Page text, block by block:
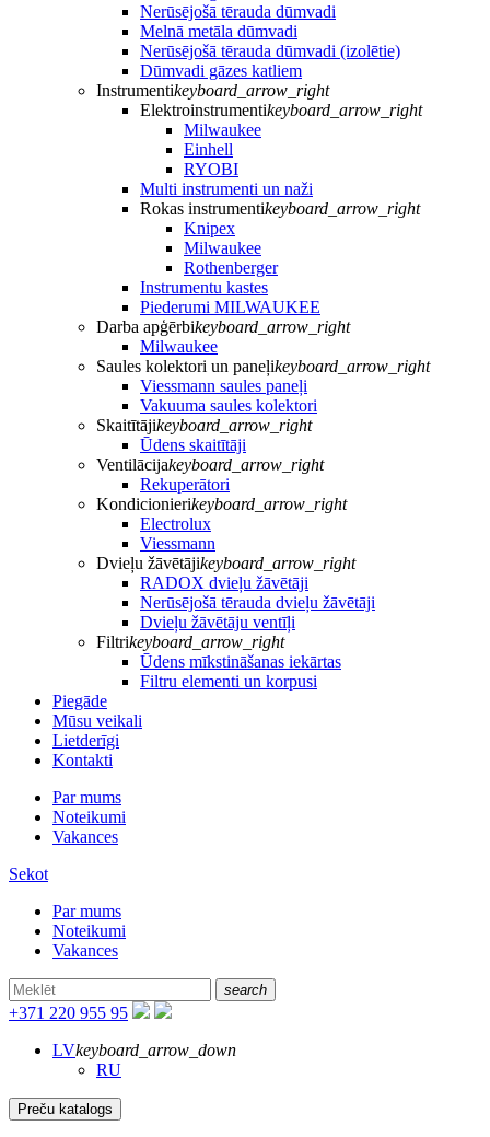
Nerūsējošā tērauda dūmvadi
Melnā metāla dūmvadi
Nerūsējošā tērauda dūmvadi (izolētie)
Dūmvadi gāzes katliem
Instrumentikeyboard_arrow_right
Elektroinstrumentikeyboard_arrow_right
Milwaukee
Einhell
RYOBI
Multi instrumenti un naži
Rokas instrumentikeyboard_arrow_right
Knipex
Milwaukee
Rothenberger
Instrumentu kastes
Piederumi MILWAUKEE
Darba apģērbikeyboard_arrow_right
Milwaukee
Saules kolektori un paneļikeyboard_arrow_right
Viessmann saules paneļi
Vakuuma saules kolektori
Skaitītājikeyboard_arrow_right
Ūdens skaitītāji
Ventilācijakeyboard_arrow_right
Rekuperātori
Kondicionierikeyboard_arrow_right
Electrolux
Viessmann
Dvieļu žāvētājikeyboard_arrow_right
RADOX dvieļu žāvētāji
Nerūsējošā tērauda dvieļu žāvētāji
Dvieļu žāvētāju ventīļi
Filtrikeyboard_arrow_right
Ūdens mīkstināšanas iekārtas
Filtru elementi un korpusi
Piegāde
Mūsu veikali
Lietderīgi
Kontakti
Par mums
Noteikumi
Vakances
Sekot
Par mums
Noteikumi
Vakances
search
+371 220 955 95
LVkeyboard_arrow_down
RU
Preču katalogs